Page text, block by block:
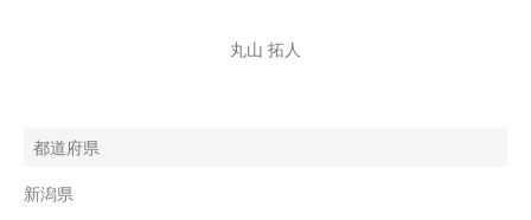
丸山 拓人
都道府県
新潟県